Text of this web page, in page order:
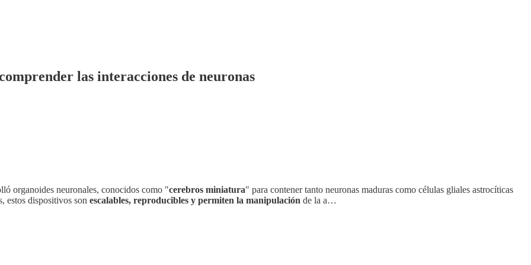
las interacciones de neuronas
organoides neuronales, conocidos como "cerebros miniatura" para contener tanto neuronas maduras como células gliales astrocíticas
estos dispositivos son escalables, reproducibles y permiten la manipulación de la a…